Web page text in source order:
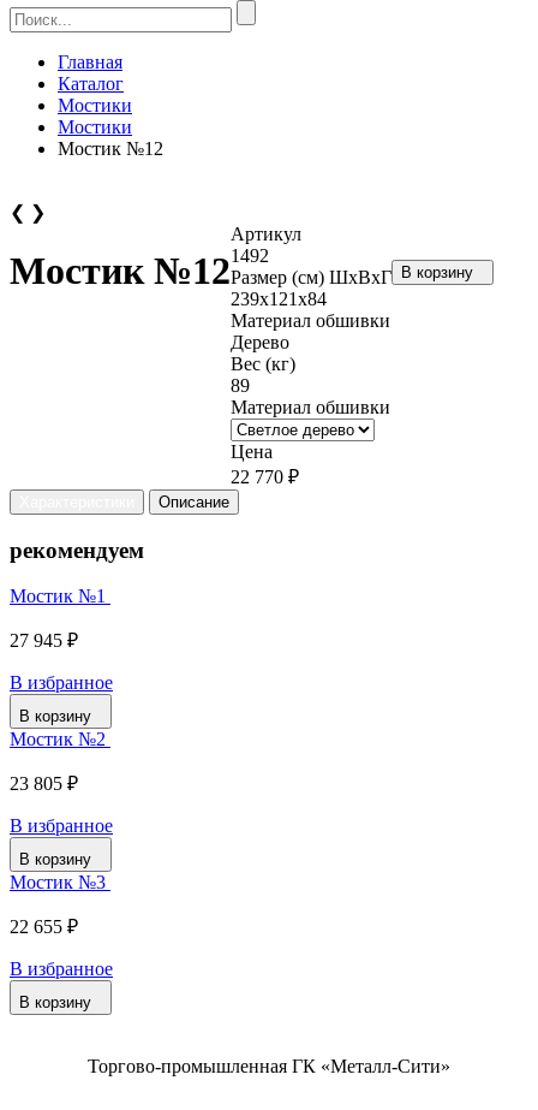
Главная
Каталог
Мостики
Мостики
Мостик №12
❮ ❯
Мостик №12
Артикул
1492
Размер (см) ШхВхГ
239х121х84
Материал обшивки
Дерево
Вес (кг)
89
Материал обшивки
Цена
22 770 ₽
В корзину
Описание
рекомендуем
Мостик №1
27 945 ₽
В избранное
В корзину
Мостик №2
23 805 ₽
В избранное
В корзину
Мостик №3
22 655 ₽
В избранное
В корзину
Торгово-промышленная ГК «Металл-Сити»